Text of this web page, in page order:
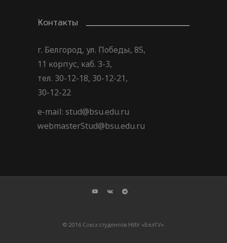
Контакты
г. Белгород, ул. Победы, 85,
11 корпус, каб. 3-3,
тел. 30-12-18, 30-12-21,
30-12-22
e-mail: stud@bsu.edu.ru
webmasterStud@bsu.edu.ru
© 2016 Союз студентов НИУ «БелГУ»